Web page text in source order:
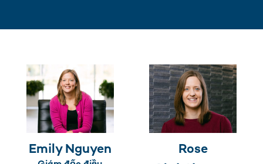
Emily Nguyen
Rose